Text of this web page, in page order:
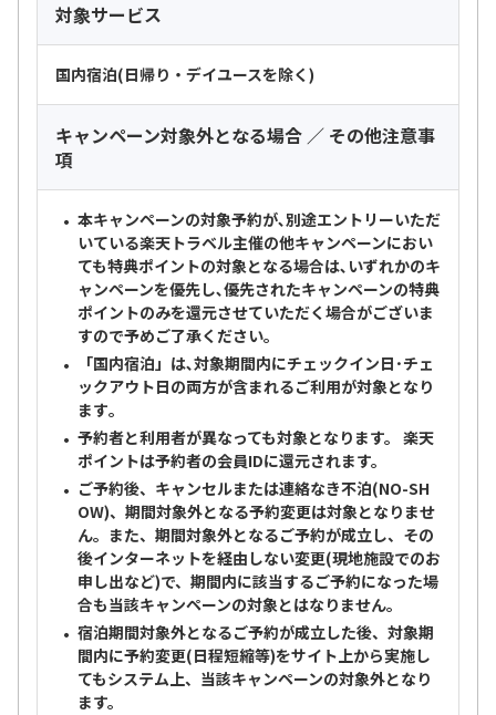
対象サービス
国内宿泊(日帰り・デイユースを除く)
キャンペーン対象外となる場合 ／ その他注意事
項
本キャンペーンの対象予約が､別途エントリーいただ
いている楽天トラベル主催の他キャンペーンにおい
ても特典ポイントの対象となる場合は､いずれかのキ
ャンペーンを優先し､優先されたキャンペーンの特典
ポイントのみを還元させていただく場合がございま
すので予めご了承ください｡
「国内宿泊」は､対象期間内にチェックイン日･チェ
ックアウト日の両方が含まれるご利用が対象となり
ます｡
予約者と利用者が異なっても対象となります。 楽天
ポイントは予約者の会員IDに還元されます。
ご予約後、キャンセルまたは連絡なき不泊(NO-SH
OW)、期間対象外となる予約変更は対象となりませ
ん。また、期間対象外となるご予約が成立し、その
後インターネットを経由しない変更(現地施設でのお
申し出など)で、期間内に該当するご予約になった場
合も当該キャンペーンの対象とはなりません。
宿泊期間対象外となるご予約が成立した後、対象期
間内に予約変更(日程短縮等)をサイト上から実施し
てもシステム上、当該キャンペーンの対象外となり
ます。